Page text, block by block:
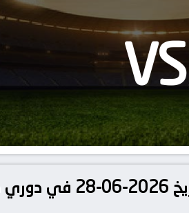
VS
تفاصيل وموعد مباراة